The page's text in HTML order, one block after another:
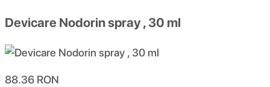
Devicare Nodorin spray , 30 ml
88.36 RON